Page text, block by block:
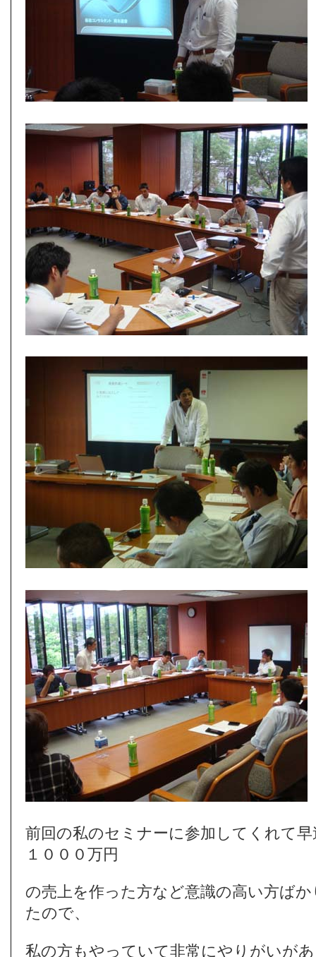
前回の私のセミナーに参加してくれて
１０００万円
の売上を作った方など意識の高い方ば
たので、
私の方もやっていて非常にやりがいが